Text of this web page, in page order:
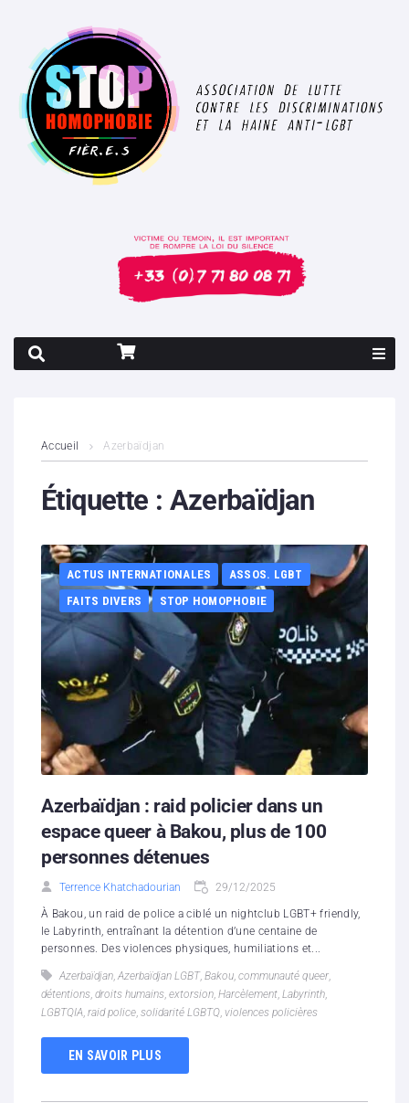
Contenus litigieux
Boutique
Partenaires
Contacts
Hébergement solidaire
Accueil Azerbaïdjan
Étiquette : Azerbaïdjan
ACTUS INTERNATIONALES
ASSOS. LGBT
FAITS DIVERS
STOP HOMOPHOBIE
Azerbaïdjan : raid policier dans un
espace queer à Bakou, plus de 100
personnes détenues
Terrence Khatchadourian 29/12/2025
À Bakou, un raid de police a ciblé un nightclub LGBT+ friendly,
le Labyrinth, entraînant la détention d’une centaine de
personnes. Des violences physiques, humiliations et...
Azerbaïdjan, Azerbaïdjan LGBT, Bakou, communauté queer,
détentions, droits humains, extorsion, Harcèlement, Labyrinth,
LGBTQIA, raid police, solidarité LGBTQ, violences policières
EN SAVOIR PLUS